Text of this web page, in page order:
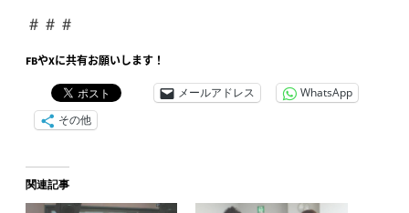
＃＃＃
FBやXに共有お願いします！
メールアドレス
WhatsApp
その他
関連記事